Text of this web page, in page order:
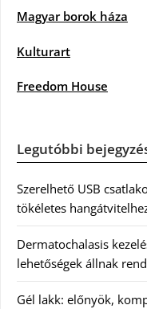
Magyar borok háza
Kulturart
Freedom House
Legutóbbi
Szerelhető USB
tökéletes
Dermatochalasis
lehetőségek állnak
Gél lakk: előnyök,